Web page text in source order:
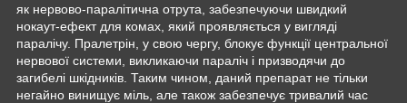
як нервово-паралітична отрута, забезпечуючи швидкий
нокаут-ефект для комах, який проявляється у вигляді
паралічу. Пралетрін, у свою чергу, блокує функції центральної
нервової системи, викликаючи параліч і призводячи до
загибелі шкідників. Таким чином, даний препарат не тільки
негайно винищує міль, але також забезпечує тривалий час